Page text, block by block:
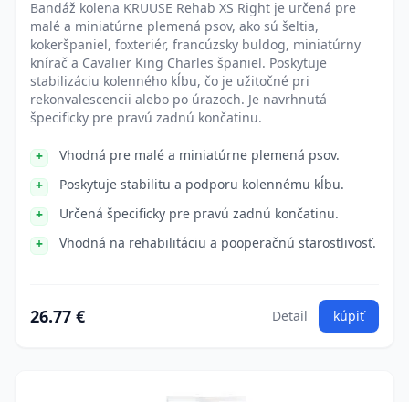
Bandáž kolena KRUUSE Rehab XS Right je určená pre
malé a miniatúrne plemená psov, ako sú šeltia,
kokeršpaniel, foxteriér, francúzsky buldog, miniatúrny
knírač a Cavalier King Charles španiel. Poskytuje
stabilizáciu kolenného kĺbu, čo je užitočné pri
rekonvalescencii alebo po úrazoch. Je navrhnutá
špecificky pre pravú zadnú končatinu.
Vhodná pre malé a miniatúrne plemená psov.
Poskytuje stabilitu a podporu kolennému kĺbu.
Určená špecificky pre pravú zadnú končatinu.
Vhodná na rehabilitáciu a pooperačnú starostlivosť.
26.77 € Detail kúpiť